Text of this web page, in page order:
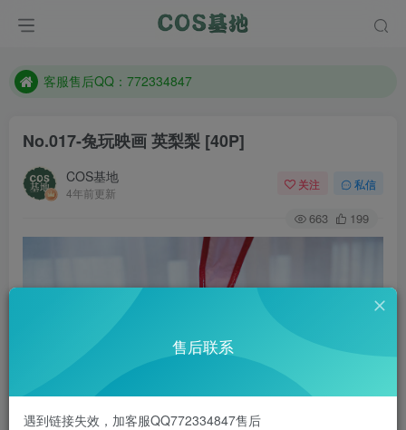
遇到任何问题加客服QQ：772334847
客服售后QQ：772334847
防失联：百度搜索《一七天佳》，实时查看最新站点。
No.017-兔玩映画 英梨梨 [40P]
COS基地
4年前更新
关注 私信
663 199
售后联系
遇到链接失效，加客服QQ772334847售后